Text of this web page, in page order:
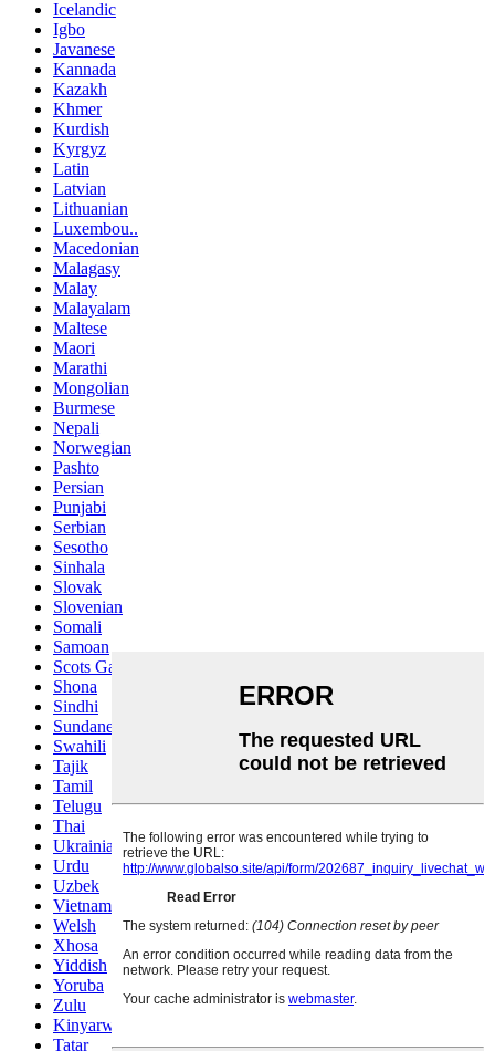
Icelandic
Igbo
Javanese
Kannada
Kazakh
Khmer
Kurdish
Kyrgyz
Latin
Latvian
Lithuanian
Luxembou..
Macedonian
Malagasy
Malay
Malayalam
Maltese
Maori
Marathi
Mongolian
Burmese
Nepali
Norwegian
Pashto
Persian
Punjabi
Serbian
Sesotho
Sinhala
Slovak
Slovenian
Somali
Samoan
Scots Gaelic
Shona
Sindhi
Sundanese
Swahili
Tajik
Tamil
Telugu
Thai
Ukrainian
Urdu
Uzbek
Vietnamese
Welsh
Xhosa
Yiddish
Yoruba
Zulu
Kinyarwanda
Tatar